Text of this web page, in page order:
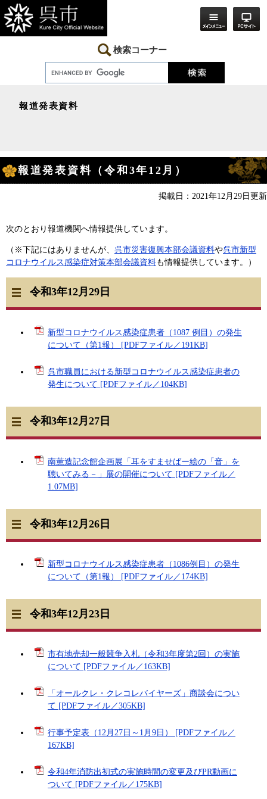
ー
ジ
の
ニ
ュ
ー
検索コーナー
報道発表資料
文
報道発表資料（令和3年12月）
掲載日：2021年12月29日更新
次のとおり報道機関へ情報提供しています。
（※下記にはありませんが、 呉市災害復興本部会議資料や呉市新型
コロナウイルス感染症対策本部会議資料も情報提供しています。）
令和3年12月29日
新型コロナウイルス感染症患者（1087 例目）の発生
について（第1報） [PDFファイル／191KB]
呉市職員における新型コロナウイルス感染症患者の
発生について [PDFファイル／104KB]
令和3年12月27日
南薫造記念館企画展「耳をすませばー絵の「音」を
聴いてみる－」展の開催について [PDFファイル／
1.07MB]
令和3年12月26日
新型コロナウイルス感染症患者（1086例目）の発生
について（第1報） [PDFファイル／174KB]
令和3年12月23日
市有地売却一般競争入札（令和3年度第2回）の実施
について [PDFファイル／163KB]
「オールクレ・クレコレバイヤーズ」商談会につい
て [PDFファイル／305KB]
行事予定表（12月27日～1月9日） [PDFファイル／
167KB]
令和4年消防出初式の実施時間の変更及びPR動画に
ついて [PDFファイル／175KB]